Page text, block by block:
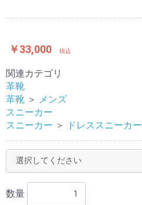
￥33,000 税込
関連カテゴリ
革靴
革靴 ＞ メンズ
スニーカー
スニーカー ＞ ドレススニーカー
数量